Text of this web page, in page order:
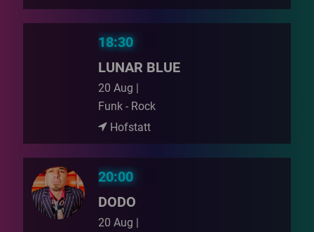
18:30
LUNAR BLUE
20 Aug |
Funk - Rock
Hofstatt
20:00
DODO
20 Aug |